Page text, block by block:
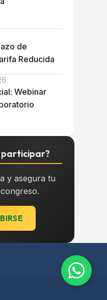
de
Reducida
Webinar
participar?
y asegura tu